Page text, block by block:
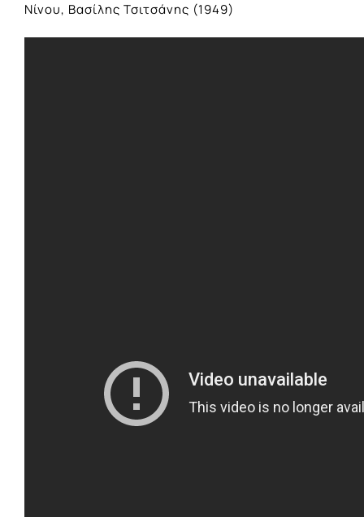
Νίνου, Βασίλης Τσιτσάνης (1949)